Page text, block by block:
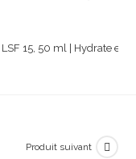
15, 50 ml | Hydrate en
Produit suivant